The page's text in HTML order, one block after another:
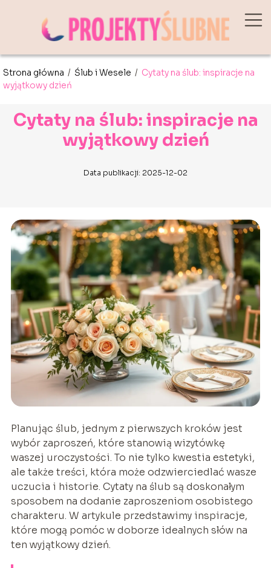
Strona główna / Ślub i Wesele / Cytaty na ślub: inspiracje na
wyjątkowy dzień
Cytaty na ślub: inspiracje na
wyjątkowy dzień
Data publikacji: 2025-12-02
Planując ślub, jednym z pierwszych kroków jest
wybór zaproszeń, które stanowią wizytówkę
waszej uroczystości. To nie tylko kwestia estetyki,
ale także treści, która może odzwierciedlać wasze
uczucia i historie. Cytaty na ślub są doskonałym
sposobem na dodanie zaproszeniom osobistego
charakteru. W artykule przedstawimy inspiracje,
które mogą pomóc w doborze idealnych słów na
ten wyjątkowy dzień.